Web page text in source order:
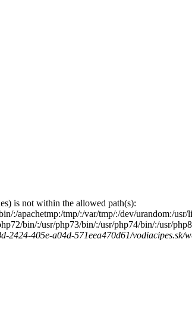
is not within the allowed path(s):
:/apachetmp:/tmp/:/var/tmp/:/dev/urandom:/
bin/:/usr/php73/bin/:/usr/php74/bin/:/usr/
2424-405e-a04d-571eea470d61/